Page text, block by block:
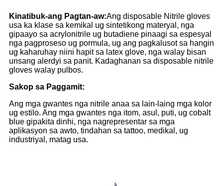
Kinatibuk-ang Pagtan-aw:Ang disposable Nitrile gloves
usa ka klase sa kemikal ug sintetikong materyal, nga
gipaayo sa acrylonitrile ug butadiene pinaagi sa espesyal
nga pagproseso ug pormula, ug ang pagkalusot sa hangin
ug kaharuhay niini hapit sa latex glove, nga walay bisan
unsang alerdyi sa panit. Kadaghanan sa disposable nitrile
gloves walay pulbos.
Sakop sa Paggamit:
Ang mga gwantes nga nitrile anaa sa lain-laing mga kolor
ug estilo. Ang mga gwantes nga itom, asul, puti, ug cobalt
blue gipakita dinhi, nga nagrepresentar sa mga
aplikasyon sa awto, tindahan sa tattoo, medikal, ug
industriyal, matag usa.